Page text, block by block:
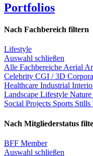
Portfolios
Nach Fachbereich filtern
Lifestyle
Auswahl schließen
Alle Fachbereiche Aerial
Celebrity CGI / 3D
Healthcare Industrial
Landscape Lifestyle Nature
Social Projects Sports Stills
Nach Mitgliederstatus
BFF Member
Auswahl schließen